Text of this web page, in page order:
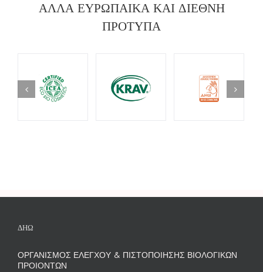
ΑΛΛΑ ΕΥΡΩΠΑΙΚΑ ΚΑΙ ΔΙΕΘΝΗ
ΠΡΟΤΥΠΑ
ΔΗΩ
ΟΡΓΑΝΙΣΜΟΣ ΕΛΕΓΧΟΥ & ΠΙΣΤΟΠΟΙΗΣΗΣ ΒΙΟΛΟΓΙΚΩΝ
ΠΡΟΙΟΝΤΩΝ